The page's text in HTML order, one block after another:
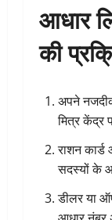
आधार
की
अपने
मित्र केंद्र
राशन
सदस्यों के
डीलर या